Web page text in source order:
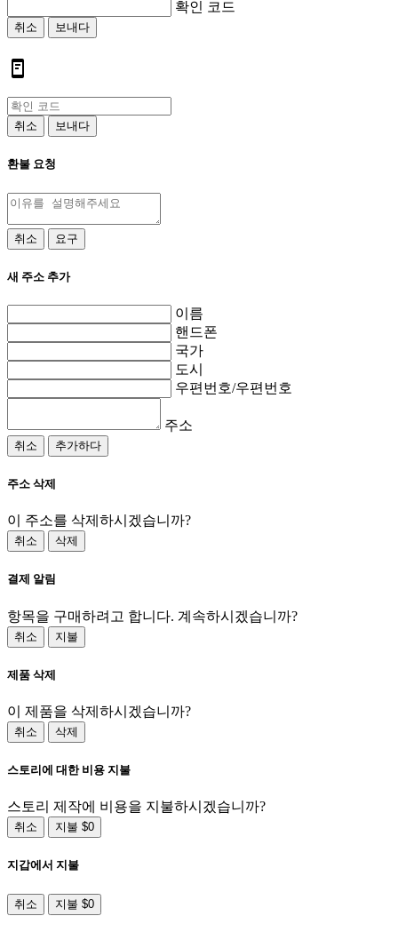
확인 코드
취소 보내다
취소 보내다
환불 요청
취소 요구
새 주소 추가
이름
핸드폰
국가
도시
우편번호/우편번호
주소
취소 추가하다
주소 삭제
이 주소를 삭제하시겠습니까?
취소 삭제
결제 알림
항목을 구매하려고 합니다. 계속하시겠습니까?
취소 지불
제품 삭제
이 제품을 삭제하시겠습니까?
취소 삭제
스토리에 대한 비용 지불
스토리 제작에 비용을 지불하시겠습니까?
취소 지불 $0
지갑에서 지불
취소 지불 $0